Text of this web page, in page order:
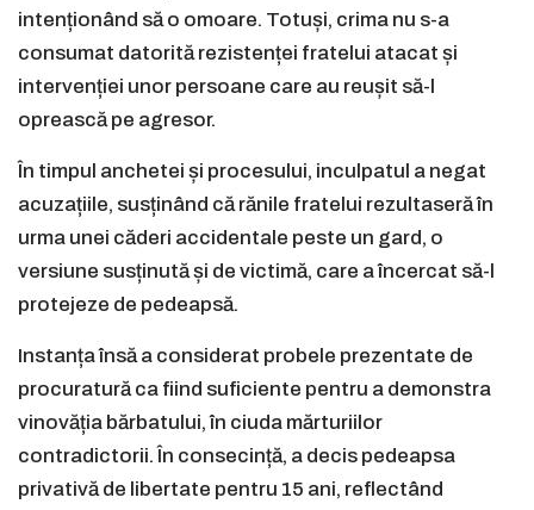
intenționând să o omoare. Totuși, crima nu s-a
consumat datorită rezistenței fratelui atacat și
intervenției unor persoane care au reușit să-l
oprească pe agresor.
În timpul anchetei și procesului, inculpatul a negat
acuzațiile, susținând că rănile fratelui rezultaseră în
urma unei căderi accidentale peste un gard, o
versiune susținută și de victimă, care a încercat să-l
protejeze de pedeapsă.
Instanța însă a considerat probele prezentate de
procuratură ca fiind suficiente pentru a demonstra
vinovăția bărbatului, în ciuda mărturiilor
contradictorii. În consecință, a decis pedeapsa
privativă de libertate pentru 15 ani, reflectând